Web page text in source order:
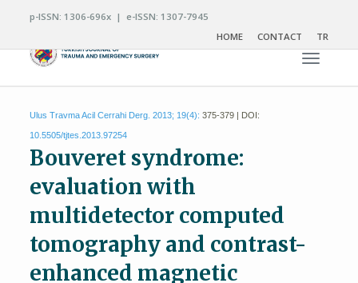
p-ISSN: 1306-696x | e-ISSN: 1307-7945
HOME
CONTACT TR
Toggle
Ulus Travma Acil Cerrahi Derg. 2013; 19(4): 375-379 | DOI:
10.5505/tjtes.2013.97254
Bouveret syndrome:
evaluation with
multidetector computed
tomography and contrast-
enhanced magnetic